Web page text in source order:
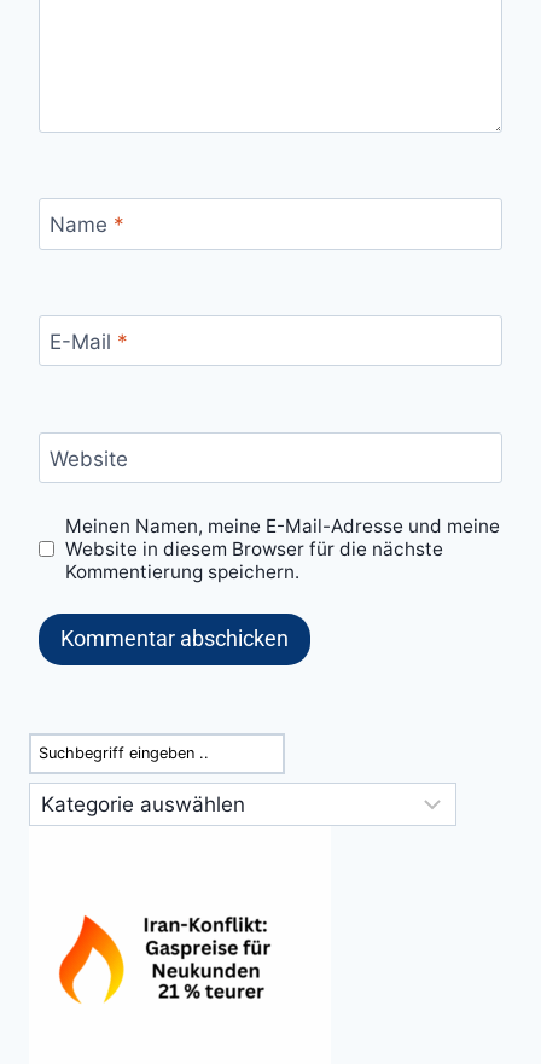
Name *
E-Mail *
Website
Meinen Namen, meine E-Mail-Adresse und meine
Website in diesem Browser für die nächste
Kommentierung speichern.
Suchen
Kategorien